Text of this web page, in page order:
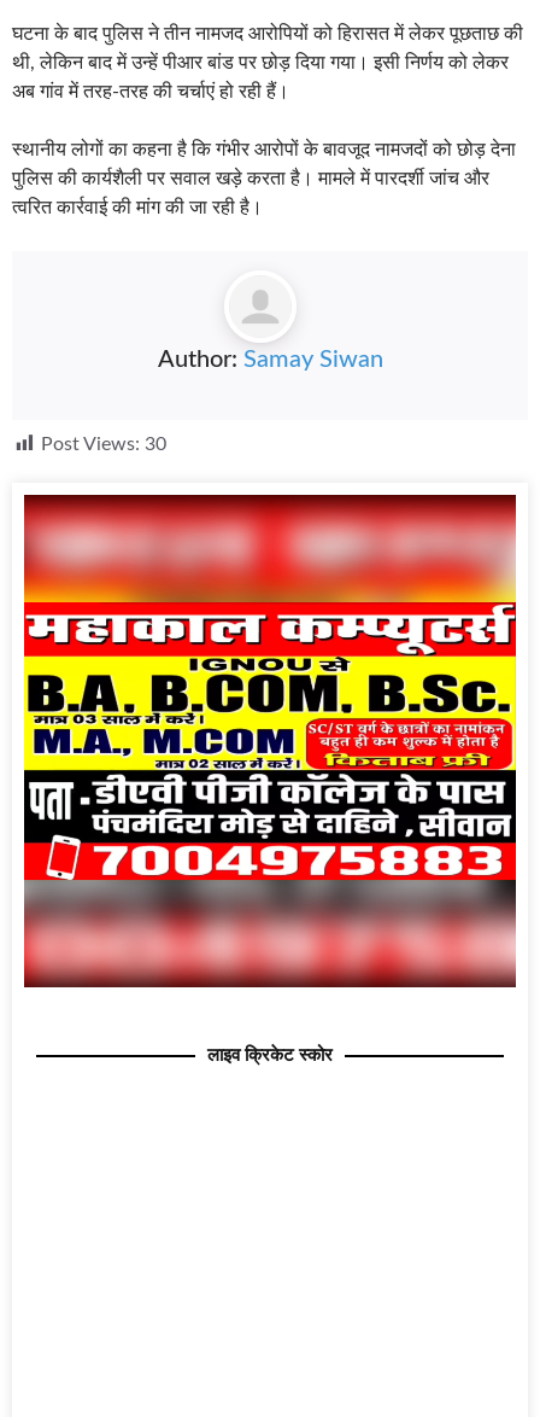
घटना के बाद पुलिस ने तीन नामजद आरोपियों को हिरासत में लेकर पूछताछ की
थी, लेकिन बाद में उन्हें पीआर बांड पर छोड़ दिया गया। इसी निर्णय को लेकर
अब गांव में तरह-तरह की चर्चाएं हो रही हैं।
स्थानीय लोगों का कहना है कि गंभीर आरोपों के बावजूद नामजदों को छोड़ देना
पुलिस की कार्यशैली पर सवाल खड़े करता है। मामले में पारदर्शी जांच और
त्वरित कार्रवाई की मांग की जा रही है।
Author: Samay Siwan
Post Views: 30
लाइव क्रिकेट स्कोर